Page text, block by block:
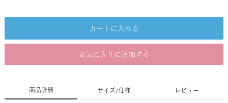
カートに入れる
お気に入りに追加する
商品詳細 サイズ/仕様 レビュー